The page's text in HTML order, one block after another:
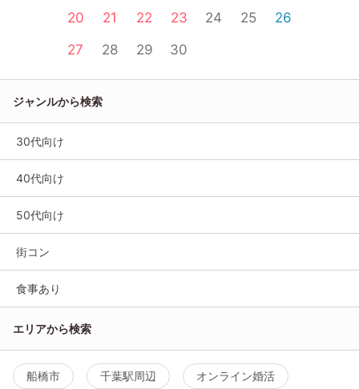
20
21 22 23 24 25
26
27
28 29 30
ジャンルから検索
30代向け
40代向け
50代向け
街コン
食事あり
エリアから検索
船橋市 千葉駅周辺 オンライン婚活